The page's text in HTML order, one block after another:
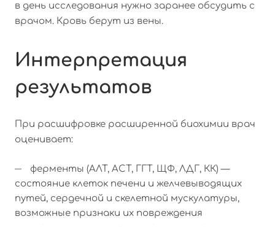
в день исследования нужно заранее обсудить с
врачом. Кровь берут из вены.
Интерпретация
результатов
При расшифровке расширенной биохимии врач
оценивает:
ферменты (АЛТ, АСТ, ГГТ, ЩФ, ЛДГ, КК) —
состояние клеток печени и желчевыводящих
путей, сердечной и скелетной мускулатуры,
возможные признаки их повреждения